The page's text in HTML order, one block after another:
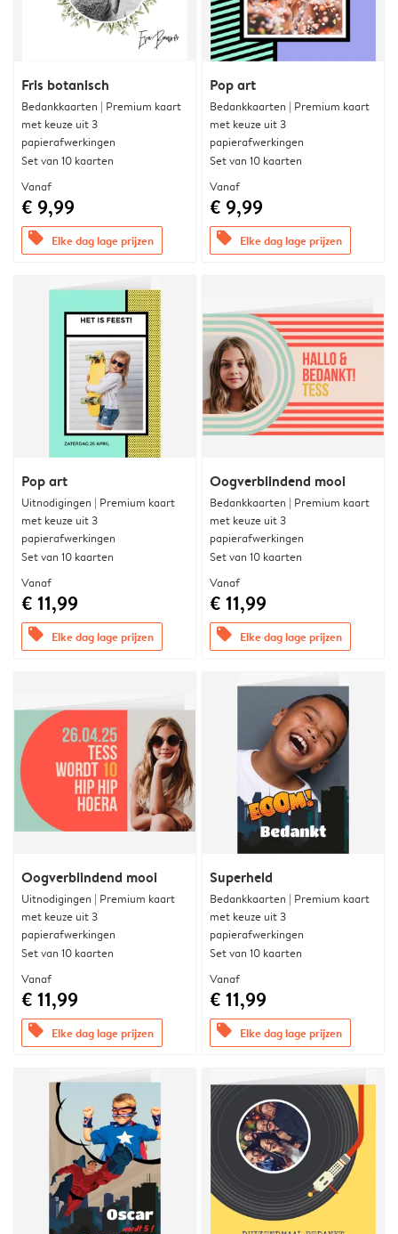
Fris botanisch
Bedankkaarten | Premium kaart
met keuze uit 3
papierafwerkingen
Set van 10 kaarten
Vanaf
€ 9,99
offers Elke dag lage prijzen
Pop art
Bedankkaarten | Premium kaart
met keuze uit 3
papierafwerkingen
Set van 10 kaarten
Vanaf
€ 9,99
offers Elke dag lage prijzen
Pop art
Uitnodigingen | Premium kaart
met keuze uit 3
papierafwerkingen
Set van 10 kaarten
Vanaf
€ 11,99
offers Elke dag lage prijzen
Oogverblindend mooi
Bedankkaarten | Premium kaart
met keuze uit 3
papierafwerkingen
Set van 10 kaarten
Vanaf
€ 11,99
offers Elke dag lage prijzen
Oogverblindend mooi
Uitnodigingen | Premium kaart
met keuze uit 3
papierafwerkingen
Set van 10 kaarten
Vanaf
€ 11,99
offers Elke dag lage prijzen
Superheld
Bedankkaarten | Premium kaart
met keuze uit 3
papierafwerkingen
Set van 10 kaarten
Vanaf
€ 11,99
offers Elke dag lage prijzen